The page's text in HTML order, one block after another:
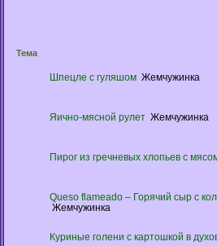
Тема
Шпецле с гуляшом Жемчужинка
Яично-мясной рулет Жемчужинка
Пирог из гречневых хлопьев с
Queso flameado – Горячий сыр с
Жемчужинка
Куриные голени с картошкой в